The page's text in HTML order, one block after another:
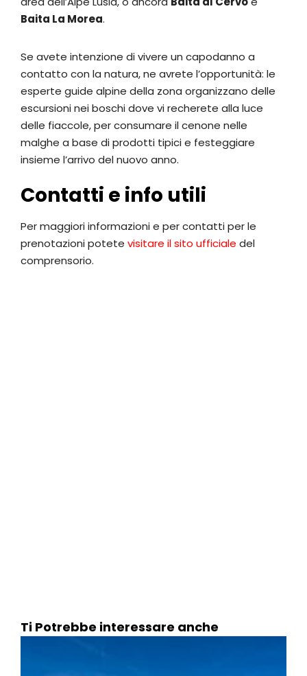
Baita La Morea.
Se avete intenzione di vivere un capodanno a
contatto con la natura, ne avrete l’opportunità: le
esperte guide alpine della zona organizzano delle
escursioni nei boschi dove vi recherete alla luce
delle fiaccole, per consumare il cenone nelle
malghe a base di prodotti tipici e festeggiare
insieme l’arrivo del nuovo anno.
Contatti e info utili
Per maggiori informazioni e per contatti per le
prenotazioni potete visitare il sito ufficiale del
comprensorio.
Ti Potrebbe interessare anche